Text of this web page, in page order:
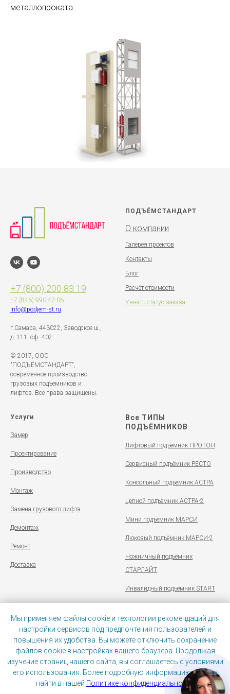
Мы применяем файлы cookie и технологии рекомендаций для
настройки сервисов под предпочтения пользователей и
повышения их удобства. Вы можете отключить сохранение
файлов cookie в настройках вашего браузера. Продолжая
изучение страниц нашего сайта, вы соглашаетесь с условиями
его использования. Более подробную информацию можно
найти в нашей Политике конфиденциальности
металлопроката.
+7 (800) 200 83 19
+7 (846) 990-47-06
info@podjem-st.ru
г.Самара, 443022, Заводское ш.,
д. 111, оф. 402
© 2017, ООО
"ПОДЪЁМСТАНДАРТ",
современное производство
грузовых подъемников и
лифтов. Все права защищены.
ПОДЪЁМСТАНДАРТ
О компании
Галерея проектов
Контакты
Блог
Расчёт стоимости
Узнать статус заказа
Услуги
Замер
Проектирование
Производство
Монтаж
Замена грузового лифта
Демонтаж
Ремонт
Доставка
Все ТИПЫ
ПОДЪЁМНИКОВ
Лифтовый подъёмник ПРОТОН
Сервисный подъёмник РЕСТО
Консольный подъёмник АСТРА
Цепной подъёмник АСТРА-2
Мини подъёмник МАРСИ
Люковый подъёмник МАРСИ-2
Ножничный подъёмник
СТАРЛАЙТ
Инвалидный подъёмник START
Политика конфиденциальности|Иконки от Tilda Publishing